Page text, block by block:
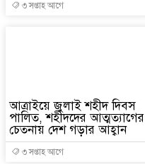
৩ সপ্তাহ আগে
আত্রাইয়ে জুলাই শহীদ দিবস
পালিত, শহীদদের আত্মত্যাগের
চেতনায় দেশ গড়ার আহ্বান
৩ সপ্তাহ আগে